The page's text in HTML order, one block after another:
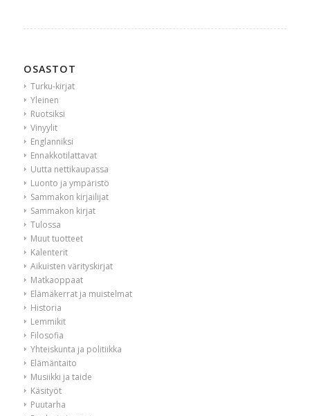
OSASTOT
Turku-kirjat
Yleinen
Ruotsiksi
Vinyylit
Englanniksi
Ennakkotilattavat
Uutta nettikaupassa
Luonto ja ympäristö
Sammakon kirjailijat
Sammakon kirjat
Tulossa
Muut tuotteet
Kalenterit
Aikuisten värityskirjat
Matkaoppaat
Elämäkerrat ja muistelmat
Historia
Lemmikit
Filosofia
Yhteiskunta ja politiikka
Elämäntaito
Musiikki ja taide
Käsityöt
Puutarha